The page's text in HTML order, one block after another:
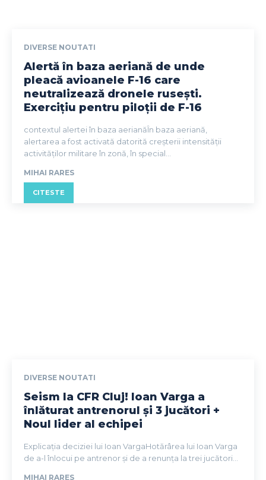
DIVERSE NOUTATI
Alertă în baza aeriană de unde
pleacă avioanele F-16 care
neutralizează dronele rusești.
Exercițiu pentru piloții de F-16
contextul alertei în baza aerianăÎn baza aeriană,
alertarea a fost activată datorită creșterii intensității
activităților militare în zonă, în special...
MIHAI RARES
CITESTE
DIVERSE NOUTATI
Seism la CFR Cluj! Ioan Varga a
înlăturat antrenorul și 3 jucători +
Noul lider al echipei
Explicația deciziei lui Ioan VargaHotărârea lui Ioan Varga
de a-l înlocui pe antrenor și de a renunța la trei jucători...
MIHAI RARES